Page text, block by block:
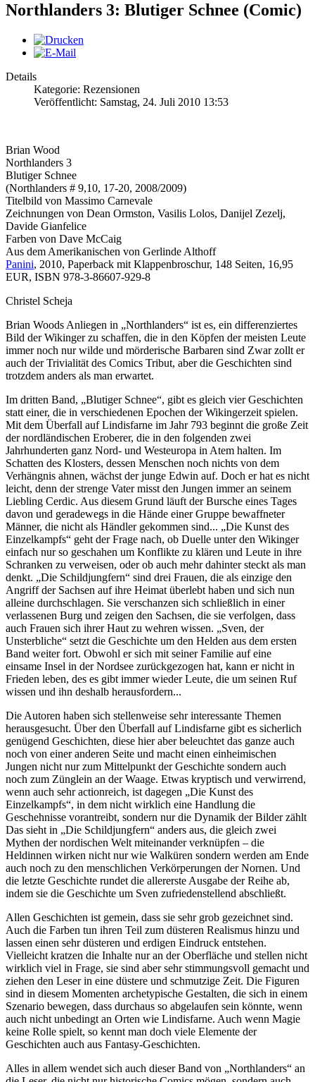
Northlanders 3: Blutiger Schnee (Comic)
Details
Kategorie: Rezensionen
Veröffentlicht: Samstag, 24. Juli 2010 13:53
Brian Wood
Northlanders 3
Blutiger Schnee
(Northlanders # 9,10, 17-20, 2008/2009)
Titelbild von Massimo Carnevale
Zeichnungen von Dean Ormston, Vasilis Lolos, Danijel Zezelj,
Davide Gianfelice
Farben von Dave McCaig
Aus dem Amerikanischen von Gerlinde Althoff
Panini, 2010, Paperback mit Klappenbroschur, 148 Seiten, 16,95
EUR, ISBN 978-3-86607-929-8
Christel Scheja
Brian Woods Anliegen in „Northlanders“ ist es, ein differenziertes
Bild der Wikinger zu schaffen, die in den Köpfen der meisten Leute
immer noch nur wilde und mörderische Barbaren sind Zwar zollt er
auch der Trivialität des Comics Tribut, aber die Geschichten sind
trotzdem anders als man erwartet.
Im dritten Band, „Blutiger Schnee“, gibt es gleich vier Geschichten
statt einer, die in verschiedenen Epochen der Wikingerzeit spielen.
Mit dem Überfall auf Lindisfarne im Jahr 793 beginnt die große Zeit
der nordländischen Eroberer, die in den folgenden zwei
Jahrhunderten ganz Nord- und Westeuropa in Atem halten. Im
Schatten des Klosters, dessen Menschen noch nichts von dem
Verhängnis ahnen, wächst der junge Edwin auf. Doch er hat es nicht
leicht, denn der strenge Vater misst den Jungen immer an seinem
Liebling Cerdic. Aus diesem Grund läuft der Bursche eines Tages
davon und geradewegs in die Hände einer Gruppe bewaffneter
Männer, die nicht als Händler gekommen sind... „Die Kunst des
Einzelkampfs“ geht der Frage nach, ob Duelle unter den Wikinger
einfach nur so geschahen um Konflikte zu klären und Leute in ihre
Schranken zu verweisen, oder ob auch mehr dahinter steckt als man
denkt. „Die Schildjungfern“ sind drei Frauen, die als einzige den
Angriff der Sachsen auf ihre Heimat überlebt haben und sich nun
alleine durchschlagen. Sie verschanzen sich schließlich in einer
verlassenen Burg und zeigen den Sachsen, die sie verfolgen, dass
auch Frauen sich ihrer Haut zu wehren wissen. „Sven, der
Unsterbliche“ setzt die Geschichte um den Helden aus dem ersten
Band weiter fort. Obwohl er sich mit seiner Familie auf eine
einsame Insel in der Nordsee zurückgezogen hat, kann er nicht in
Frieden leben, des es gibt immer wieder Leute, die um seinen Ruf
wissen und ihn deshalb herausfordern...
Die Autoren haben sich stellenweise sehr interessante Themen
herausgesucht. Über den Überfall auf Lindisfarne gibt es sicherlich
genügend Geschichten, diese hier aber beleuchtet das ganze auch
noch von einer anderen Seite und macht einen einheimischen
Jungen nicht nur zum Mittelpunkt der Geschichte sondern auch
noch zum Zünglein an der Waage. Etwas kryptisch und verwirrend,
wenn auch sehr actionreich, ist dagegen „Die Kunst des
Einzelkampfs“, in dem nicht wirklich eine Handlung die
Geschehnisse vorantreibt, sondern nur die Dynamik der Bilder zählt
Das sieht in „Die Schildjungfern“ anders aus, die gleich zwei
Mythen der nordischen Welt miteinander verknüpfen – die
Heldinnen wirken nicht nur wie Walküren sondern werden am Ende
auch noch zu den menschlichen Verkörperungen der Nornen. Und
die letzte Geschichte rundet die allererste Ausgabe der Reihe ab,
indem sie die Geschichte um Sven zufriedenstellend abschließt.
Allen Geschichten ist gemein, dass sie sehr grob gezeichnet sind.
Auch die Farben tun ihren Teil zum düsteren Realismus hinzu und
lassen einen sehr düsteren und erdigen Eindruck entstehen.
Vielleicht kratzen die Inhalte nur an der Oberfläche und stellen nicht
wirklich viel in Frage, sie sind aber sehr stimmungsvoll gemacht und
ziehen den Leser in eine düstere und schmutzige Zeit. Die Figuren
sind in diesem Momenten archetypische Gestalten, die sich in einem
Szenario bewegen, dass durchaus so abgelaufen sein könnte, wenn
auch nicht unbedingt an Orten wie Lindisfarne. Auch wenn Magie
keine Rolle spielt, so kennt man doch viele Elemente der
Geschichten auch aus Fantasy-Geschichten.
Alles in allem wendet sich auch dieser Band von „Northlanders“ an